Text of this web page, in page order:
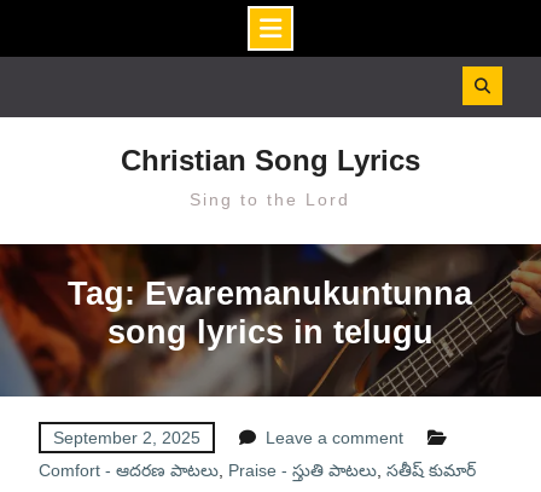
Christian Song Lyrics
Sing to the Lord
Tag: Evaremanukuntunna
song lyrics in telugu
September 2, 2025
Leave a comment
Comfort - ఆదరణ పాటలు, Praise - స్తుతి పాటలు, సతీష్ కుమార్